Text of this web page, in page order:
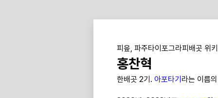
피읖, 파주타이포그라피배곳 위키
홍찬혁
한배곳 2기. 아포타기 라는 이름